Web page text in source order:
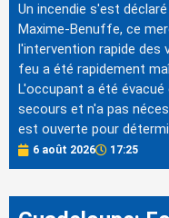
Un incendie s'est
Maxime-Benuffe, ce
l'intervention rapide des
feu a été rapidement
L'occupant a été
secours et n'a pas
est ouverte pour
6 août 2026 17:25